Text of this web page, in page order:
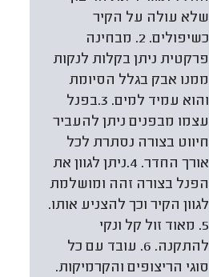
שלא עולה על הקיר
כשיפולים. 2. מבחינה
פרקטית ניתן בקלות לנקות
ממנו אבק בגלל הסיומת
והוא עמיד למים. 3.בפנל
עצמו מבפנים ניתן להעביר
חיווט בצורה נסתרת לכל
אורך החדר. 4.ניתן לגוון את
הפנל בצורה זהה ומושלמת
לגוון הקיר וכך להצניע אותו.
5. מאוד זול קל ונקי
להתקנה. 6. עובד עם כל
סוגי הריצופים והקרמיקות.